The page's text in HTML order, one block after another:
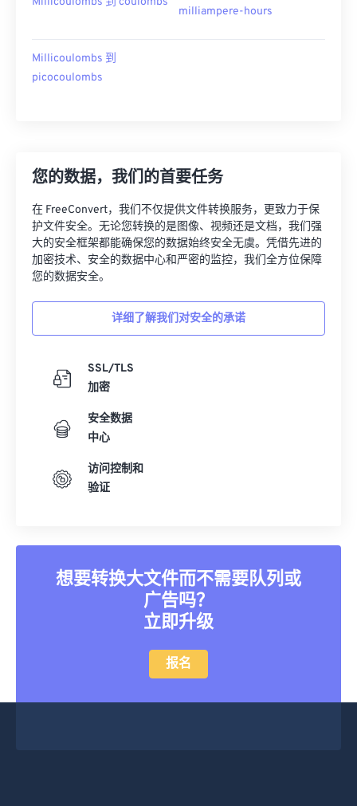
milliampere-hours
Millicoulombs 到
picocoulombs
您的数据，我们的首要任务
在 FreeConvert，我们不仅提供文件转换服务，更致力于保
护文件安全。无论您转换的是图像、视频还是文档，我们强
大的安全框架都能确保您的数据始终安全无虞。凭借先进的
加密技术、安全的数据中心和严密的监控，我们全方位保障
您的数据安全。
详细了解我们对安全的承诺
SSL/TLS
加密
安全数据
中心
访问控制和
验证
想要转换大文件而不需要队列或
广告吗？
立即升级
报名